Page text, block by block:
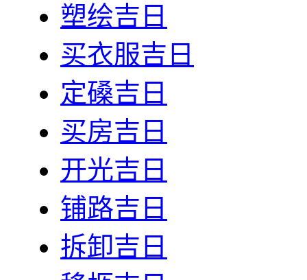
塑绘吉日
买衣服吉日
定磉吉日
买房吉日
开光吉日
铺路吉日
拆卸吉日